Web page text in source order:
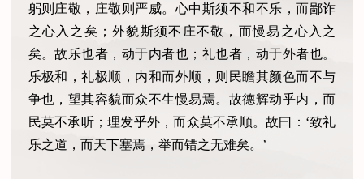
躬则庄敬，庄敬则严威。心中斯须不和不乐，而鄙诈
之心入之矣；外貌斯须不庄不敬，而慢易之心入之
矣。故乐也者，动于内者也；礼也者，动于外者也。
乐极和，礼极顺，内和而外顺，则民瞻其颜色而不与
争也，望其容貌而众不生慢易焉。故德辉动乎内，而
民莫不承听；理发乎外，而众莫不承顺。故曰：‘致礼
乐之道，而天下塞焉，举而错之无难矣。’